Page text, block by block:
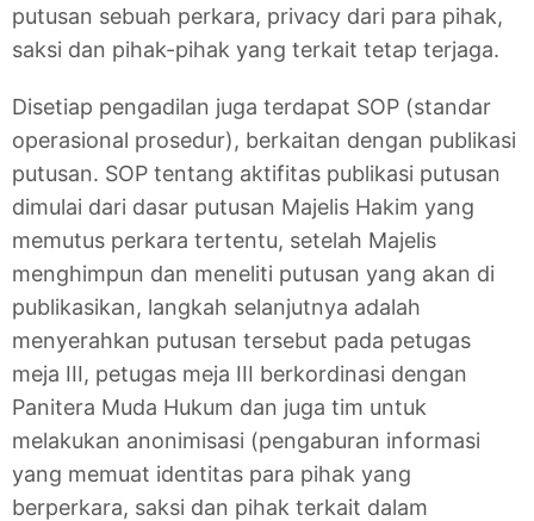
putusan sebuah perkara, privacy dari para pihak,
saksi dan pihak-pihak yang terkait tetap terjaga.
Disetiap pengadilan juga terdapat SOP (standar
operasional prosedur), berkaitan dengan publikasi
putusan. SOP tentang aktifitas publikasi putusan
dimulai dari dasar putusan Majelis Hakim yang
memutus perkara tertentu, setelah Majelis
menghimpun dan meneliti putusan yang akan di
publikasikan, langkah selanjutnya adalah
menyerahkan putusan tersebut pada petugas
meja III, petugas meja III berkordinasi dengan
Panitera Muda Hukum dan juga tim untuk
melakukan anonimisasi (pengaburan informasi
yang memuat identitas para pihak yang
berperkara, saksi dan pihak terkait dalam